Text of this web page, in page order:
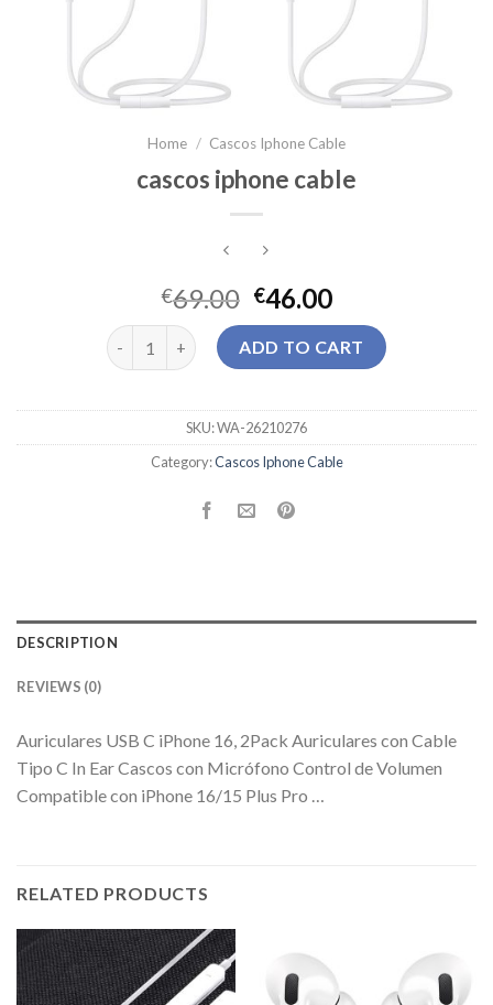
Home / Cascos Iphone Cable
cascos iphone cable
€69.00 €46.00
cascos iphone cable quantity
ADD TO CART
SKU:WA-26210276
Category:Cascos Iphone Cable
DESCRIPTION
REVIEWS (0)
Auriculares USB C iPhone 16, 2Pack Auriculares con Cable
Tipo C In Ear Cascos con Micrófono Control de Volumen
Compatible con iPhone 16/15 Plus Pro …
RELATED PRODUCTS